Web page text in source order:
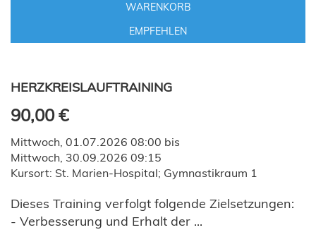
WARENKORB
EMPFEHLEN
HERZKREISLAUFTRAINING
90,00 €
Mittwoch, 01.07.2026 08:00 bis
Mittwoch, 30.09.2026 09:15
Kursort: St. Marien-Hospital; Gymnastikraum 1
Dieses Training verfolgt folgende Zielsetzungen:
- Verbesserung und Erhalt der ...